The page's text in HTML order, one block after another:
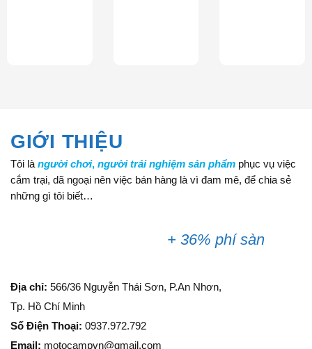
GIỚI THIỆU
Tôi là người chơi, người trải nghiệm sản phẩm phục vụ việc
cắm trại, dã ngoại nên việc bán hàng là vì đam mê, để chia sẻ
những gì tôi biết…
+ 36% phí sàn
Địa chỉ: 566/36 Nguyễn Thái Sơn, P.An Nhơn,
Tp. Hồ Chí Minh
Số Điện Thoại: 0937.972.792
Email: motocampvn@gmail.com